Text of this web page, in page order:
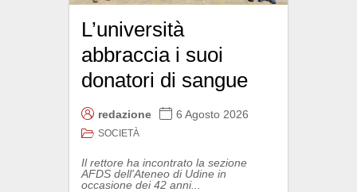
L’università
abbraccia i suoi
donatori di sangue
redazione 6 Agosto 2026
SOCIETÀ
Il rettore ha incontrato la sezione
AFDS dell'Ateneo di Udine in
occasione dei 42 anni...